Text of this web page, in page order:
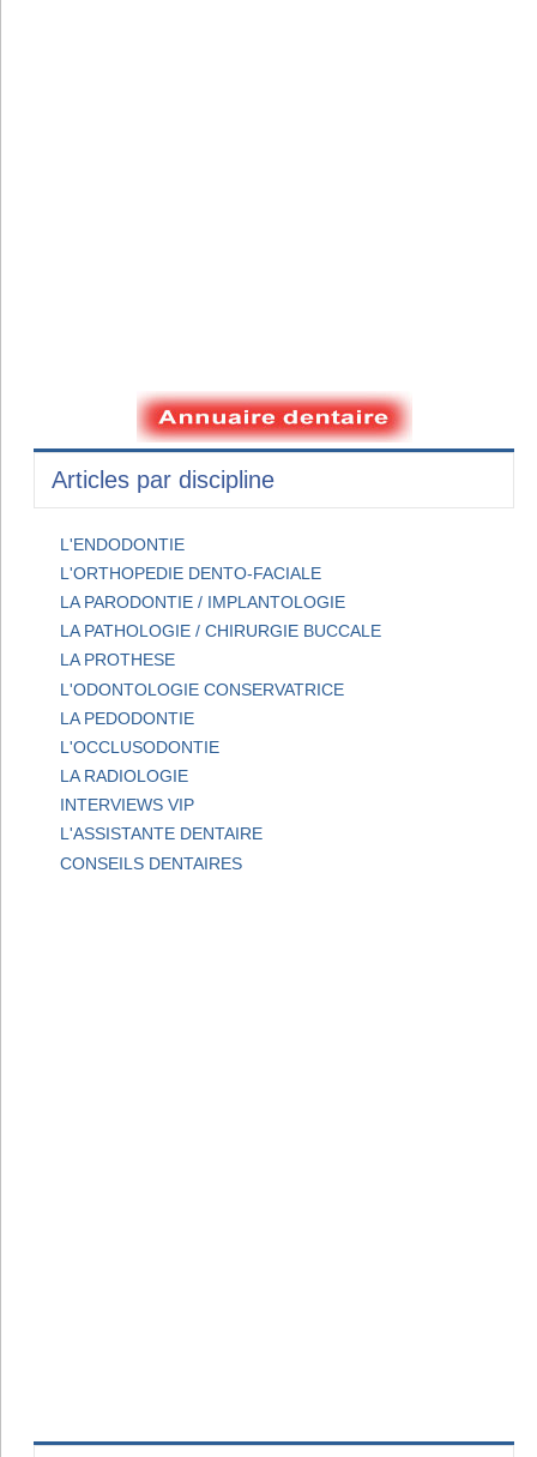
Articles par discipline
L'ENDODONTIE
L'ORTHOPEDIE DENTO-FACIALE
LA PARODONTIE / IMPLANTOLOGIE
LA PATHOLOGIE / CHIRURGIE BUCCALE
LA PROTHESE
L'ODONTOLOGIE CONSERVATRICE
LA PEDODONTIE
L'OCCLUSODONTIE
LA RADIOLOGIE
INTERVIEWS VIP
L'ASSISTANTE DENTAIRE
CONSEILS DENTAIRES